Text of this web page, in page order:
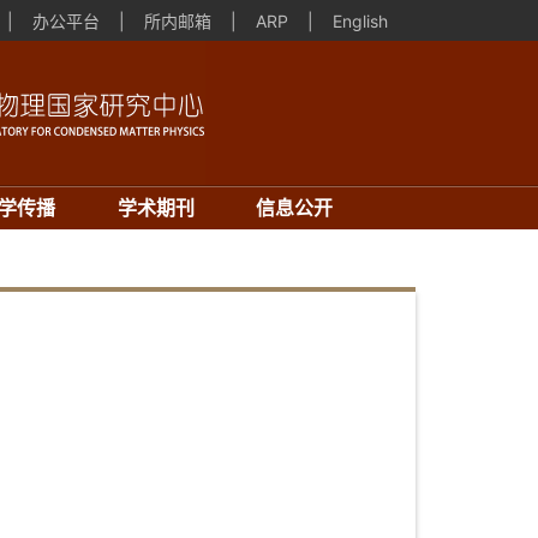
办公平台 所内邮箱 ARP English
传播 学术期刊 信息公开